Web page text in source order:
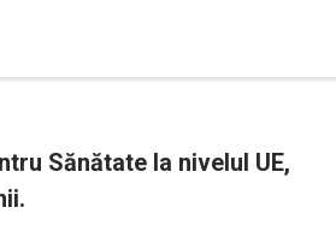
Sănătate la nivelul UE,